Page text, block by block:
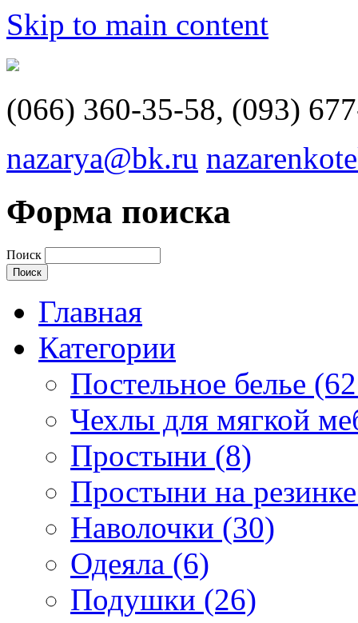
Skip to main content
(066) 360-35-58, (093)
nazarya@bk.ru
Форма поиска
Поиск
Главная
Категории
Постельное белье
Чехлы для мягкой
Простыни (8)
Простыни на
Наволочки (30)
Одеяла (6)
Подушки (26)